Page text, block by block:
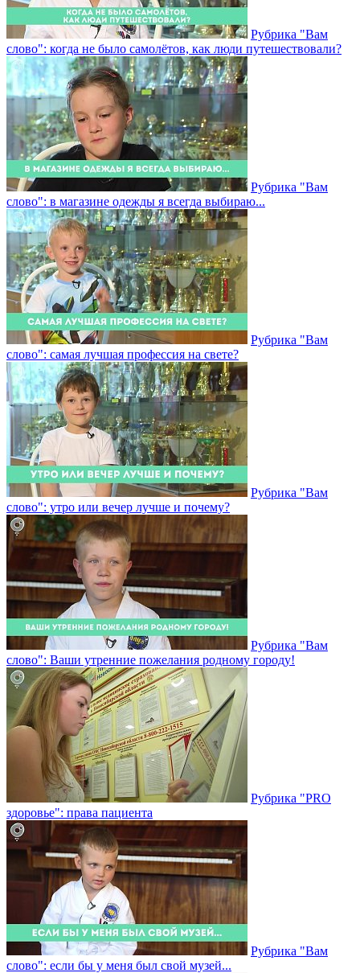
Рубрика "Вам
слово": когда не было самолётов, как люди путешествовали?
Рубрика "Вам
слово": в магазине одежды я всегда выбираю...
Рубрика "Вам
слово": самая лучшая профессия на свете?
Рубрика "Вам
слово": утро или вечер лучше и почему?
Рубрика "Вам
слово": Ваши утренние пожелания родному городу!
Рубрика "PRO
здоровье": права пациента
Рубрика "Вам
слово": если бы у меня был свой музей...